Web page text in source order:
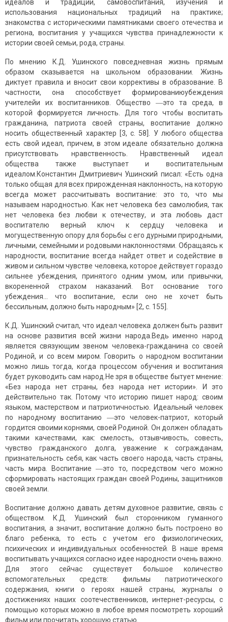
идеалов и традиций, самовоспитания, изучения и
использования национальных традиций на практике;
знакомства с историческими памятниками своего отечества и
региона, воспитания у учащихся чувства принадлежности к
истории своей семьи, рода, страны.
По мнению К.Д. Ушинского повседневная жизнь прямым
образом сказывается на школьном образовании. Жизнь
диктует правила и вносит свои коррективы в образование. В
частности, она способствует формированиюубеждения
учителейи их воспитанников. Общество ―это та среда, в
которой формируется личность. Для того чтобы воспитать
гражданина, патриота своей страны, воспитание должно
носить общественный характер [3, c. 58]. У любого общества
есть свой идеал, причем, в этом идеале обязательно должна
присутствовать нравственность. Нравственный идеал
общества также выступает и воспитательным
идеалом.Константин Дмитриевич Ушинский писал: «Есть одна
только общая для всех прирожденная наклонность, на которую
всегда может рассчитывать воспитание: это то, что мы
называем народностью. Как нет человека без самолюбия, так
нет человека без любви к отечеству, и эта любовь даст
воспитателю верный ключ к сердцу человека и
могущественную опору для борьбы с его дурными природными,
личными, семейными и родовыми наклонностями. Обращаясь к
народности, воспитание всегда найдет ответ и содействие в
живом и сильном чувстве человека, которое действует гораздо
сильнее убеждения, принятого одним умом, или привычки,
вкорененной страхом наказаний. Вот основание того
убеждения... что воспитание, если оно не хочет быть
бессильным, должно быть народным» [2, c. 155].
К.Д. Ушинский считал, что идеал человека должен быть развит
на основе развития всей жизни народа.Ведь именно народ
является связующим звеном человека-гражданина со своей
Родиной, и со всем миром. Говорить о народном воспитании
можно лишь тогда, когда процессом обучения и воспитания
будет руководить сам народ.Не зря в обществе бытует мнение:
«Без народа нет страны, без народа нет истории». И это
действительно так. Потому что историю пишет народ: своим
языком, мастерством и патриотичностью. Идеальный человек
по народному воспитанию ―это человек-патриот, который
гордится своими корнями, своей Родиной. Он должен обладать
такими качествами, как: смелость, отзывчивость, совесть,
чувство гражданского долга, уважение к согражданам,
признательность себя, как часть своего народа, часть страны,
часть мира. Воспитание ―это то, посредством чего можно
сформировать настоящих граждан своей Родины, защитников
своей земли.
Воспитание должно давать детям духовное развитие, связь с
обществом. К.Д. Ушинский был сторонником гуманного
воспитания, а значит, воспитание должно быть построено во
благо ребенка, то есть с учетом его физиологических,
психических и индивидуальных особенностей. В наше время
воспитывать учащихся согласно идее народности очень важно.
Для этого сейчас существует большое количество
вспомогательных средств: фильмы патриотического
содержания, книги о героях нашей страны, журналы о
достижениях наших соотечественников, интернет-ресурсы, с
помощью которых можно в любое время посмотреть хороший
фильм или прочитать хорошую статью.